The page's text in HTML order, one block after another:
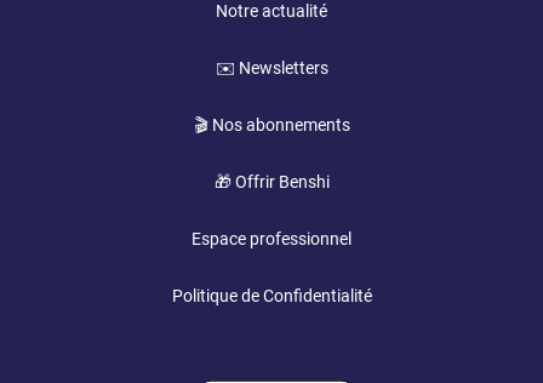
Notre actualité
✉️ Newsletters
🎬 Nos abonnements
🎁 Offrir Benshi
Espace professionnel
Politique de Confidentialité